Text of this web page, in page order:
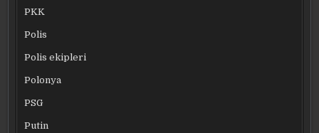
PKK
Polis
Polis ekipleri
Polonya
PSG
Putin